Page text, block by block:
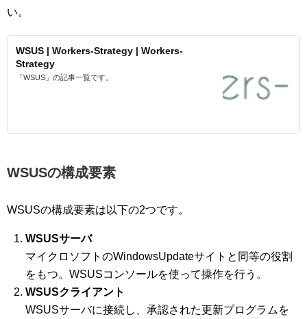
い。
WSUS | Workers-Strategy | Workers-
Strategy
「WSUS」の記事一覧です。
WSUSの構成要素
WSUSの構成要素は以下の2つです。
WSUSサーバ
マイクロソフトのWindowsUpdateサイトと同等の役割
をもつ。WSUSコンソールを使って操作を行う。
WSUSクライアント
WSUSサーバに接続し、承認された更新プログラムを